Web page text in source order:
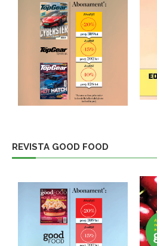
REVISTA GOOD FOOD